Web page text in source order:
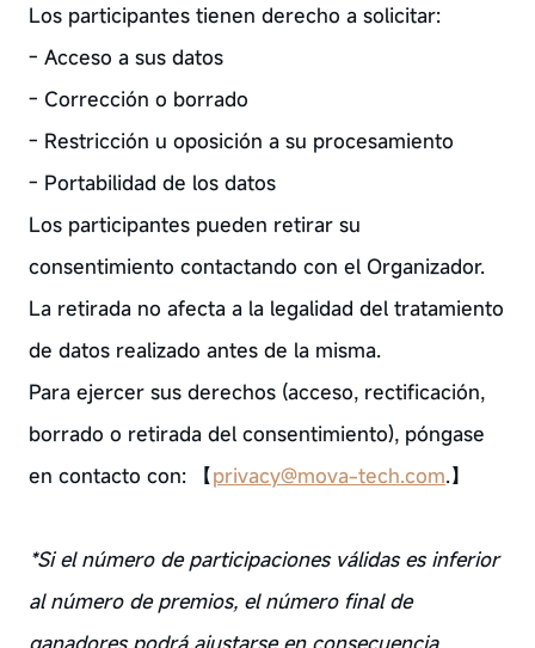
Los participantes tienen derecho a solicitar:
- Acceso a sus datos
- Corrección o borrado
- Restricción u oposición a su procesamiento
- Portabilidad de los datos
Los participantes pueden retirar su
consentimiento contactando con el Organizador.
La retirada no afecta a la legalidad del tratamiento
de datos realizado antes de la misma.
Para ejercer sus derechos (acceso, rectificación,
borrado o retirada del consentimiento), póngase
en contacto con: 【privacy@mova-tech.com.】
*Si el número de participaciones válidas es inferior
al número de premios, el número final de
ganadores podrá ajustarse en consecuencia.